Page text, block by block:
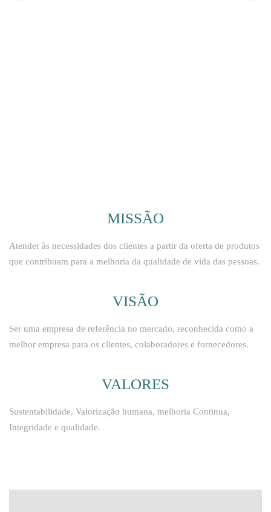
MISSÃO
Atender às necessidades dos clientes a partir da oferta de produtos
que contribuam para a melhoria da qualidade de vida das pessoas.
VISÃO
Ser uma empresa de referência no mercado, reconhecida como a
melhor empresa para os clientes, colaboradores e fornecedores.
VALORES
Sustentabilidade, Valorização humana, melhoria Continua,
Integridade e qualidade.